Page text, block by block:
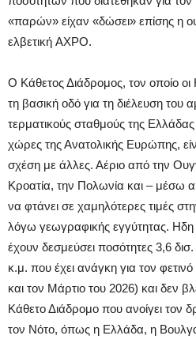
«παρών» είχαν «δώσει» επίσης η
ελβετική AXPO.
Ο Κάθετος Διάδρομος, τον οποίο
τη βασική οδό για τη διέλευση του
τερματικούς σταθμούς της
χώρες της Ανατολικής Ευρώπης,
σχέση με άλλες. Αέριο από την
Κροατία, την Πολωνία και – μέσω
να φτάνει σε χαμηλότερες τιμές
λόγω γεωγραφικής εγγύτητας.
έχουν δεσμεύσει ποσότητες 3,6
κ.μ. που έχει ανάγκη για τον
και τον Μάρτιο του 2026) και δεν
Κάθετο Διάδρομο που ανοίγει τον
τον Νότο, όπως η Ελλάδα, η